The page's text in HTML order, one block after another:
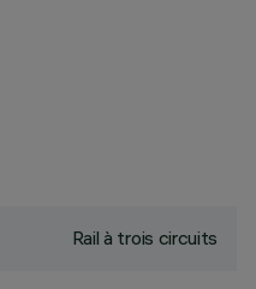
Rail à trois circuits